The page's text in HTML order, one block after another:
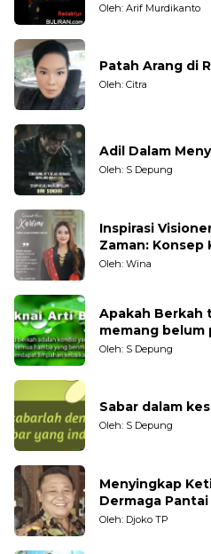
Oleh: Arif Murdikanto
Patah Arang di
Oleh: Citra
Adil Dalam
Oleh: S Depung
Inspirasi
Zaman: Konsep Kecakapan Hidup bagi
Generasi Muda
Oleh: Wina
Apakah Berkah
memang belum
Oleh: S Depung
Sabar dalam
Oleh: S Depung
Menyingkap
Dermaga
Nelayan
Oleh: Djoko TP